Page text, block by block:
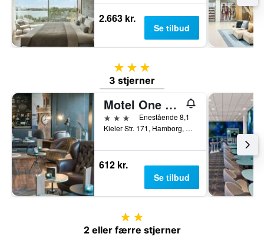
2.663 kr.
Se tilbud
3 stjerner
3 stjerner
Motel One Hamburg-Altona
3 stjernerEnestående 8,1
Kieler Str. 171, Hamborg, Hamburg, Tyskland
612 kr.
Se tilbud
2 stjerner
2 eller færre stjerner